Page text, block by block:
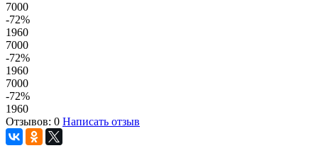
7000
-72%
1960
7000
-72%
1960
7000
-72%
1960
Отзывов: 0 Написать отзыв